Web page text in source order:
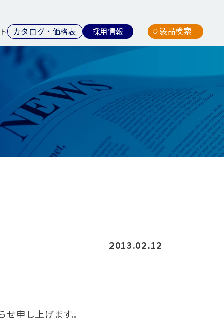
カタログ・価格表 採用情報 製品検索
2013.02.12
申し上げます。